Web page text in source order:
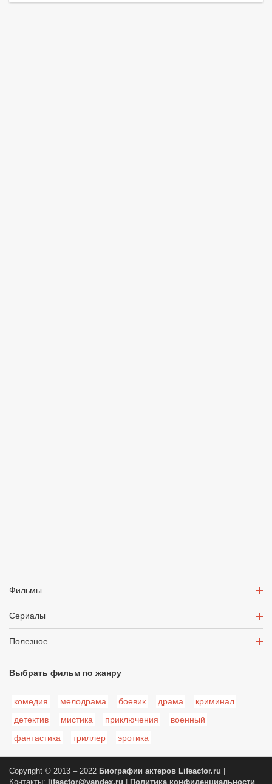
Фильмы
Сериалы
Полезное
Выбрать фильм по жанру
комедия мелодрама боевик драма
криминал
детектив
мистика приключения
военный
фантастика
триллер эротика
Copyright © 2013 – 2022 Биографии актеров Lifeactor.ru
Контакты:
lifeactor@yandex.ru Политика конфиденциальности